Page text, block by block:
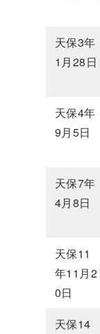
天保3年
1月28日
天保4年
9月5日
天保7年
4月8日
天保11
年11月2
0日
天保14